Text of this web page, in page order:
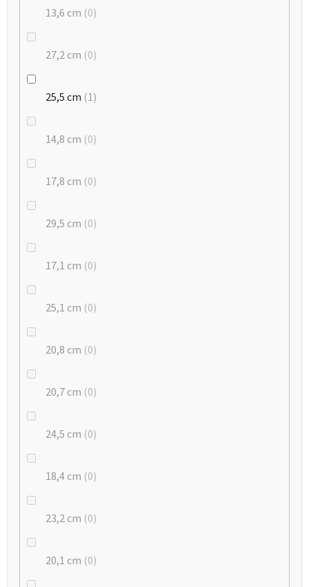
13,6 cm 0
27,2 cm 0
25,5 cm 1
14,8 cm 0
17,8 cm 0
29,5 cm 0
17,1 cm 0
25,1 cm 0
20,8 cm 0
20,7 cm 0
24,5 cm 0
18,4 cm 0
23,2 cm 0
20,1 cm 0